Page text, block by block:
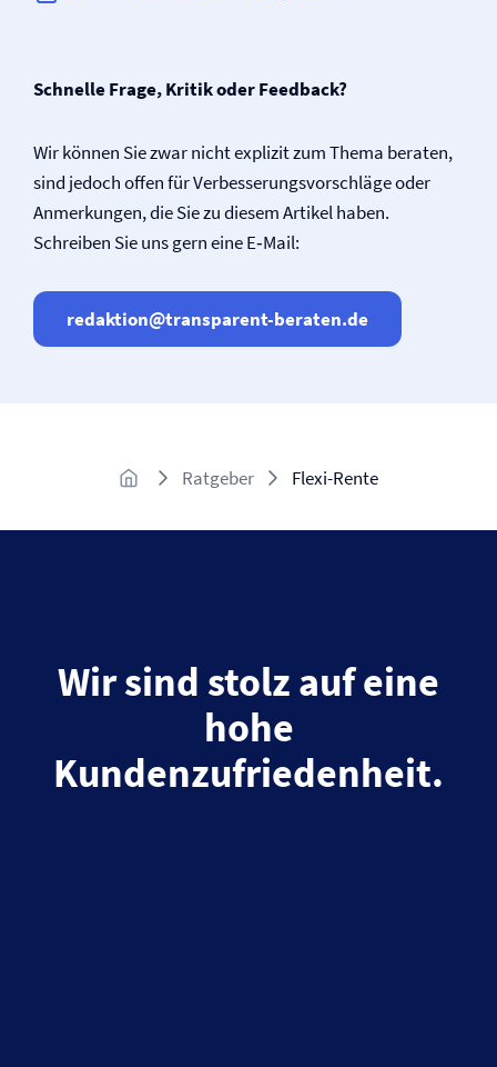
Schnelle Frage, Kritik oder Feedback?
Wir können Sie zwar nicht explizit zum Thema beraten,
sind jedoch offen für Verbesserungsvorschläge oder
Anmerkungen, die Sie zu diesem Artikel haben.
Schreiben Sie uns gern eine E‑Mail:
redaktion@transparent-beraten.de
Ratgeber Flexi-Rente
Wir sind stolz auf eine
hohe
Kundenzufriedenheit.